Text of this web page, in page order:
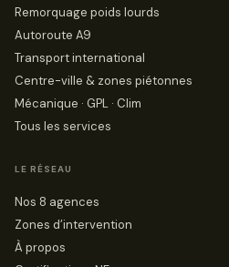
Remorquage poids lourds
Autoroute A9
Transport international
Centre-ville & zones piétonnes
Mécanique · GPL · Clim
Tous les services
LE RÉSEAU
Nos 8 agences
Zones d’intervention
À propos